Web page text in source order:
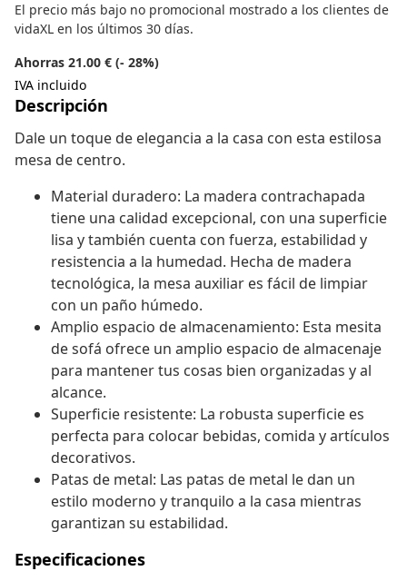
El precio más bajo no promocional mostrado a los clientes de
vidaXL en los últimos 30 días.
Ahorras 21.00 € (- 28%)
IVA incluido
Descripción
Dale un toque de elegancia a la casa con esta estilosa
mesa de centro.
Material duradero: La madera contrachapada
tiene una calidad excepcional, con una superficie
lisa y también cuenta con fuerza, estabilidad y
resistencia a la humedad. Hecha de madera
tecnológica, la mesa auxiliar es fácil de limpiar
con un paño húmedo.
Amplio espacio de almacenamiento: Esta mesita
de sofá ofrece un amplio espacio de almacenaje
para mantener tus cosas bien organizadas y al
alcance.
Superficie resistente: La robusta superficie es
perfecta para colocar bebidas, comida y artículos
decorativos.
Patas de metal: Las patas de metal le dan un
estilo moderno y tranquilo a la casa mientras
garantizan su estabilidad.
Especificaciones